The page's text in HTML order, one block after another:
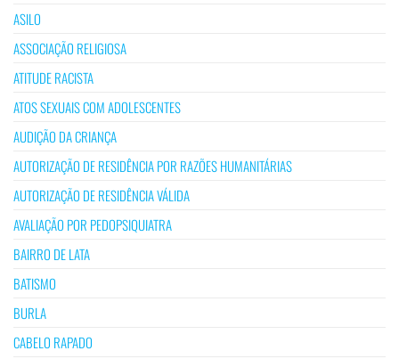
ASILO
ASSOCIAÇÃO RELIGIOSA
ATITUDE RACISTA
ATOS SEXUAIS COM ADOLESCENTES
AUDIÇÃO DA CRIANÇA
AUTORIZAÇÃO DE RESIDÊNCIA POR RAZÕES HUMANITÁRIAS
AUTORIZAÇÃO DE RESIDÊNCIA VÁLIDA
AVALIAÇÃO POR PEDOPSIQUIATRA
BAIRRO DE LATA
BATISMO
BURLA
CABELO RAPADO